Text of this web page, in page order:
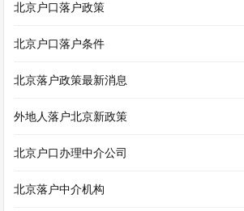
北京户口落户政策
北京户口落户条件
北京落户政策最新消息
外地人落户北京新政策
北京户口办理中介公司
北京落户中介机构